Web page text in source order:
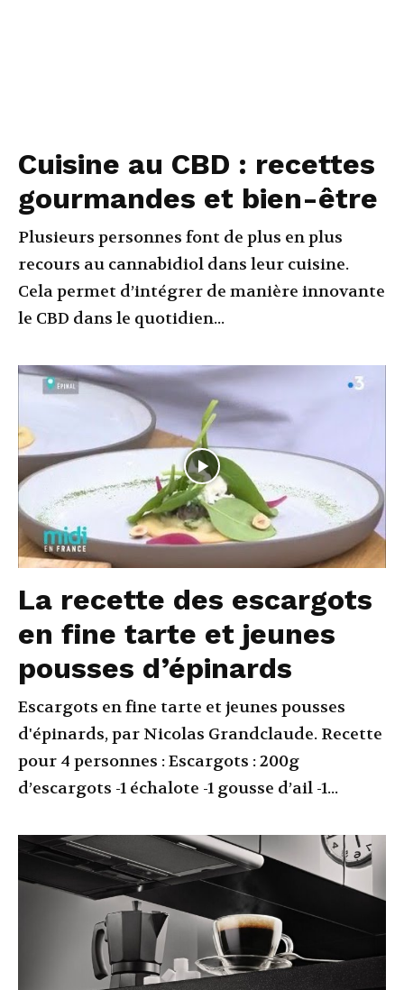
Cuisine au CBD : recettes
gourmandes et bien-être
Plusieurs personnes font de plus en plus
recours au cannabidiol dans leur cuisine.
Cela permet d’intégrer de manière innovante
le CBD dans le quotidien...
La recette des escargots
en fine tarte et jeunes
pousses d’épinards
Escargots en fine tarte et jeunes pousses
d'épinards, par Nicolas Grandclaude. Recette
pour 4 personnes : Escargots : 200g
d’escargots -1 échalote -1 gousse d’ail -1...